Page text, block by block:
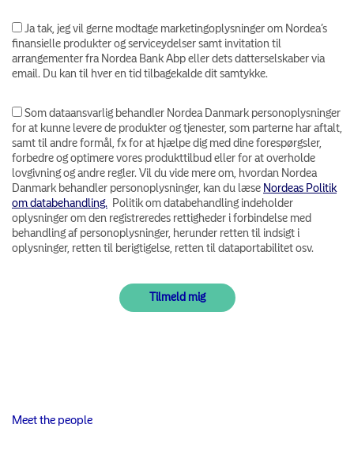
Ja tak, jeg vil gerne modtage marketingoplysninger om Nordea’s
finansielle produkter og serviceydelser samt invitation til
arrangementer fra Nordea Bank Abp eller dets datterselskaber via
email. Du kan til hver en tid tilbagekalde dit samtykke.
Som dataansvarlig behandler Nordea Danmark personoplysninger
for at kunne levere de produkter og tjenester, som parterne har aftalt,
samt til andre formål, fx for at hjælpe dig med dine forespørgsler,
forbedre og optimere vores produkttilbud eller for at overholde
lovgivning og andre regler. Vil du vide mere om, hvordan Nordea
Danmark behandler personoplysninger, kan du læse Nordeas Politik
om databehandling. Politik om databehandling indeholder
oplysninger om den registreredes rettigheder i forbindelse med
behandling af personoplysninger, herunder retten til indsigt i
oplysninger, retten til berigtigelse, retten til dataportabilitet osv.
Meet the people